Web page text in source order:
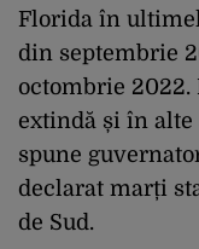
Florida în
din septembrie
octombrie 2022.
extindă și în alte
spune
declarat marți
de Sud.